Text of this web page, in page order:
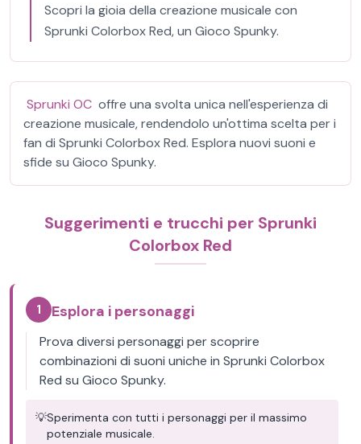
Scopri la gioia della creazione musicale con
Sprunki Colorbox Red, un Gioco Spunky.
Sprunki OC offre una svolta unica nell'esperienza di
creazione musicale, rendendolo un'ottima scelta per i
fan di Sprunki Colorbox Red. Esplora nuovi suoni e
sfide su Gioco Spunky.
Suggerimenti e trucchi per Sprunki
Colorbox Red
1 Esplora i personaggi
Prova diversi personaggi per scoprire
combinazioni di suoni uniche in Sprunki Colorbox
Red su Gioco Spunky.
💡Sperimenta con tutti i personaggi per il massimo
potenziale musicale.